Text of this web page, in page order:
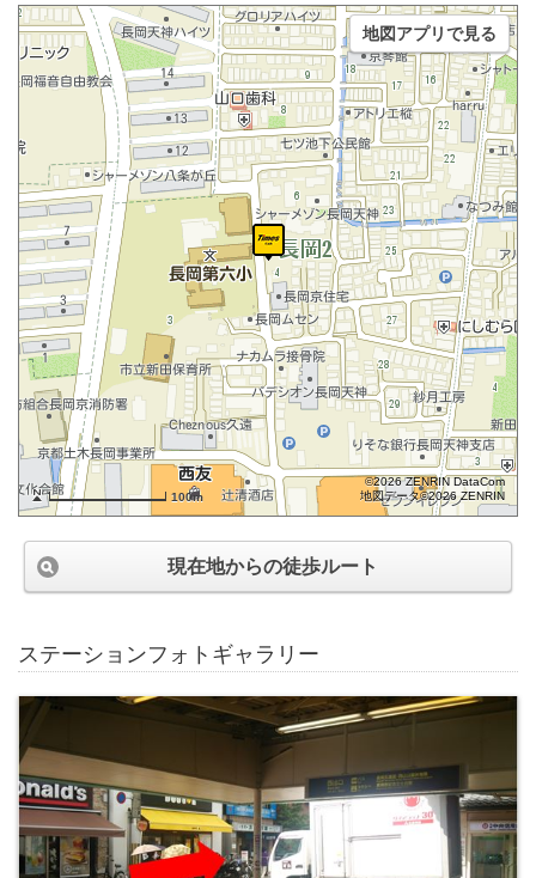
100m
©2026 ZENRIN DataCom
地図データ©2026 ZENRIN
地図アプリで見る
現在地からの徒歩ルート
ステーションフォトギャラリー